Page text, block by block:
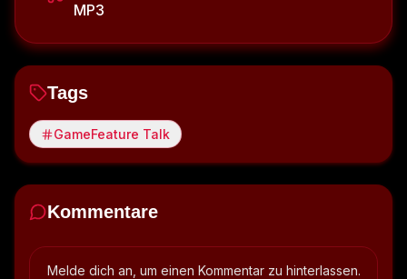
MP3
Tags
GameFeature Talk
Kommentare
Melde dich an, um einen Kommentar zu hinterlassen.